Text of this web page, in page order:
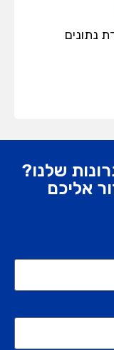
נתונים
שלנו?
אליכם